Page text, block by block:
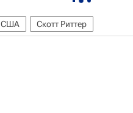
США Скотт Риттер